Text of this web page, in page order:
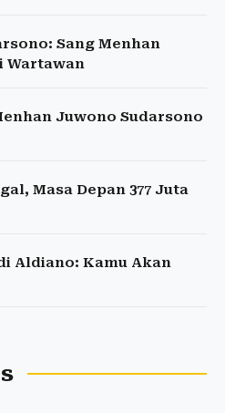
Sang Menhan
Wartawan
Juwono Sudarsono
Masa Depan 377 Juta
Aldiano: Kamu Akan